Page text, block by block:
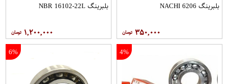
بلبرینگ 6206 NACHI
۳۵۰,۰۰۰
بلبرینگ NBR 16102-22L
۱,۲۰۰,۰۰۰
4%
6%